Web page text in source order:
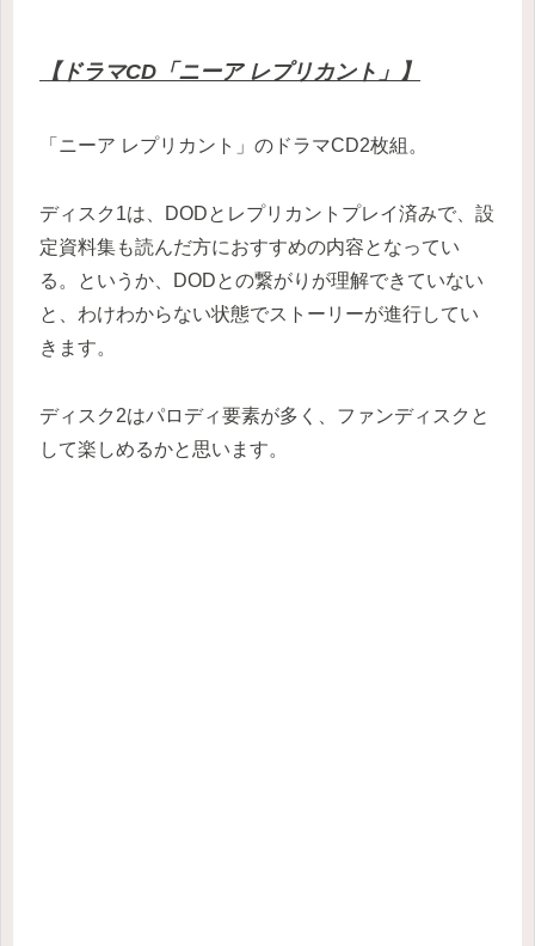
【ドラマCD「ニーア レプリカント」】
「ニーア レプリカント」のドラマCD2枚組。
ディスク1は、DODとレプリカントプレイ済みで、設
定資料集も読んだ方におすすめの内容となってい
る。というか、DODとの繋がりが理解できていない
と、わけわからない状態でストーリーが進行してい
きます。
ディスク2はパロディ要素が多く、ファンディスクと
して楽しめるかと思います。